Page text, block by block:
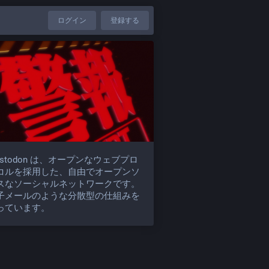
ログイン 登録する
は、オープンなウェブプロ
ルを採用した、自由でオープンソ
なソーシャルネットワークです。
メールのような分散型の仕組みを
ています。